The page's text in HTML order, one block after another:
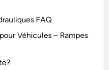
FAQ
Véhicules – Rampes